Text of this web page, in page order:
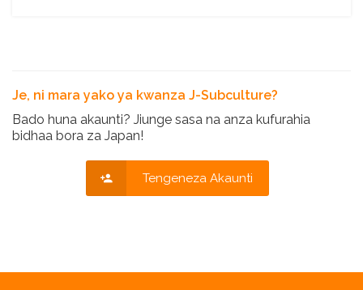
Je, ni mara yako ya kwanza J-Subculture?
Bado huna akaunti? Jiunge sasa na anza kufurahia
bidhaa bora za Japan!
Tengeneza Akaunti